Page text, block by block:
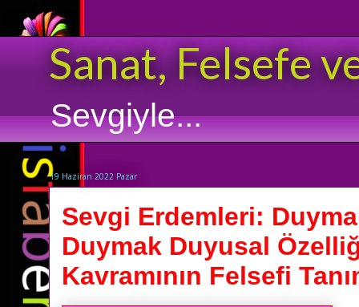
Sanat, Felsefe
Sevgiyle...
19 Haziran 2022 Pazar
Sevgi Erdemleri:
Duymak Duyusal
Kavramının Felsefi